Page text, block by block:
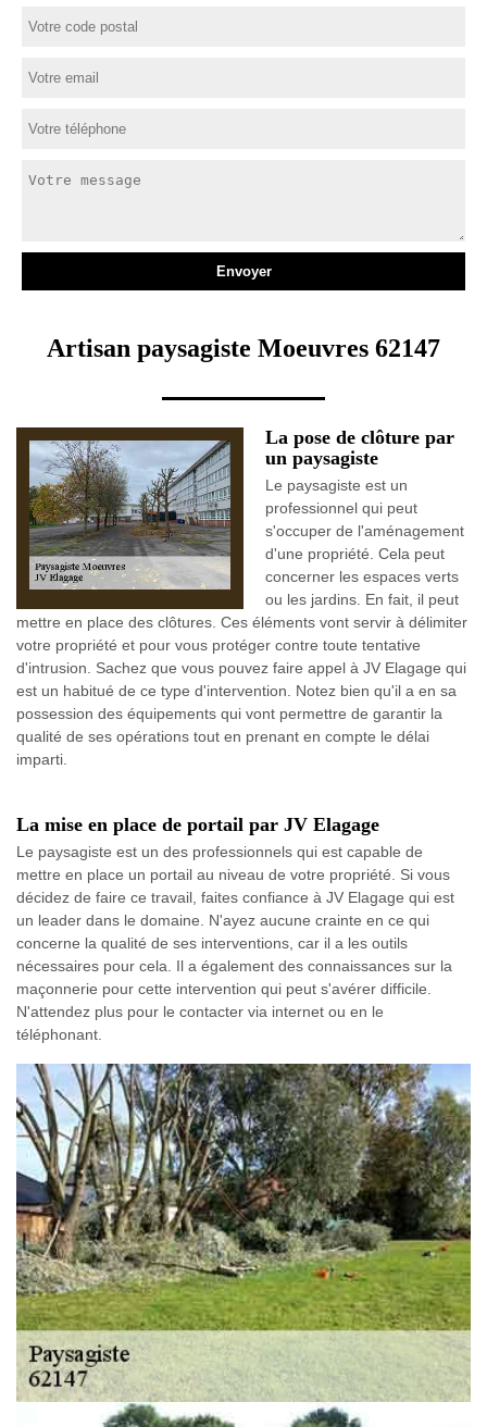
Artisan paysagiste Moeuvres 62147
La pose de clôture par
un paysagiste
Le paysagiste est un
professionnel qui peut
s'occuper de l'aménagement
d'une propriété. Cela peut
concerner les espaces verts
ou les jardins. En fait, il peut
mettre en place des clôtures. Ces éléments vont servir à délimiter
votre propriété et pour vous protéger contre toute tentative
d'intrusion. Sachez que vous pouvez faire appel à JV Elagage qui
est un habitué de ce type d'intervention. Notez bien qu'il a en sa
possession des équipements qui vont permettre de garantir la
qualité de ses opérations tout en prenant en compte le délai
imparti.
La mise en place de portail par JV Elagage
Le paysagiste est un des professionnels qui est capable de
mettre en place un portail au niveau de votre propriété. Si vous
décidez de faire ce travail, faites confiance à JV Elagage qui est
un leader dans le domaine. N'ayez aucune crainte en ce qui
concerne la qualité de ses interventions, car il a les outils
nécessaires pour cela. Il a également des connaissances sur la
maçonnerie pour cette intervention qui peut s'avérer difficile.
N'attendez plus pour le contacter via internet ou en le
téléphonant.